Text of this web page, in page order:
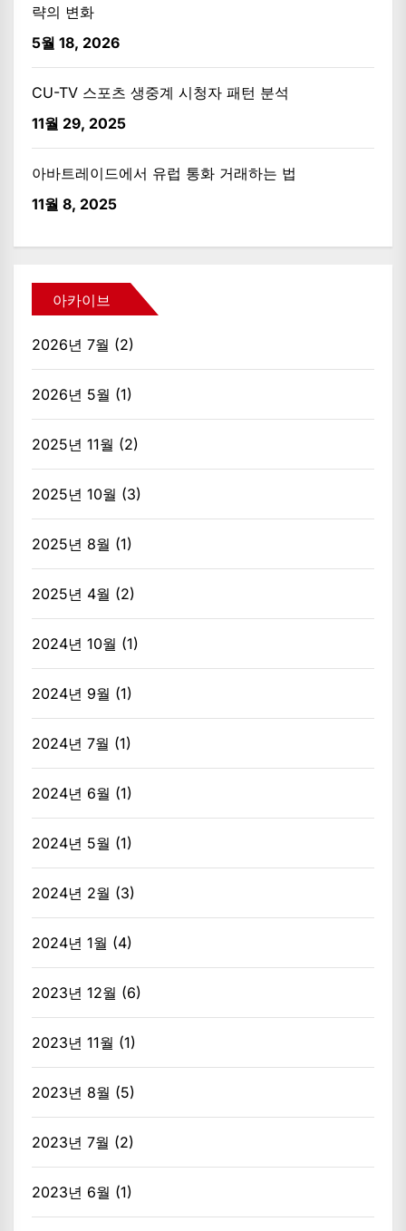
략의 변화
5월 18, 2026
CU-TV 스포츠 생중계 시청자 패턴 분석
11월 29, 2025
아바트레이드에서 유럽 통화 거래하는 법
11월 8, 2025
아카이브
2026년 7월 (2)
2026년 5월 (1)
2025년 11월 (2)
2025년 10월 (3)
2025년 8월 (1)
2025년 4월 (2)
2024년 10월 (1)
2024년 9월 (1)
2024년 7월 (1)
2024년 6월 (1)
2024년 5월 (1)
2024년 2월 (3)
2024년 1월 (4)
2023년 12월 (6)
2023년 11월 (1)
2023년 8월 (5)
2023년 7월 (2)
2023년 6월 (1)